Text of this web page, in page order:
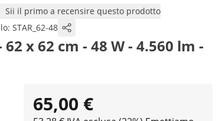
Sii il primo a recensire questo prodotto
STAR_62-48
x 62 cm - 48 W - 4.560 lm -
65,00 €